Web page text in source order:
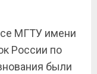
МГТУ имени
России по
были